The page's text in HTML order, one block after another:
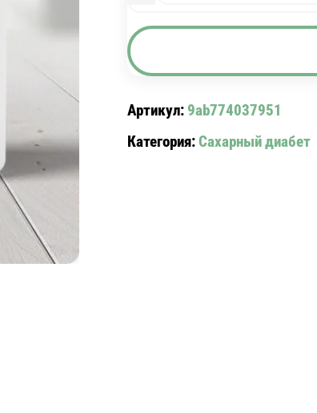
ДИБИЗИД-
М
№
Артикул: 9ab774037951
Категория:Сахарный диабет